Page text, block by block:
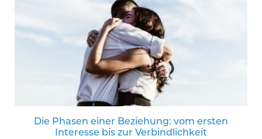
Die Phasen einer Beziehung: vom ersten
Interesse bis zur Verbindlichkeit